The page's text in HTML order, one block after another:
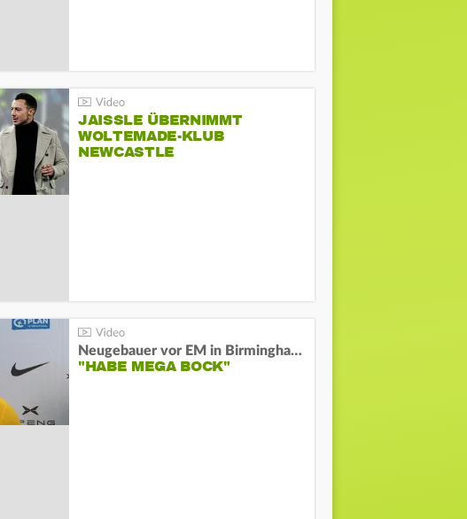
JAISSLE ÜBERNIMMT
WOLTEMADE-KLUB
NEWCASTLE
Neugebauer vor EM in Birmingham:
"HABE MEGA BOCK"